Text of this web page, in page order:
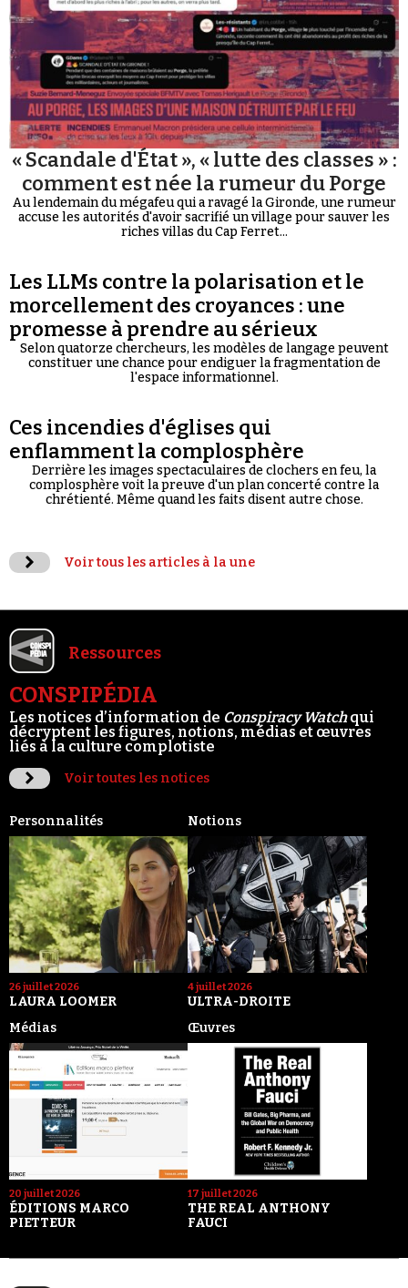
« Scandale d'État », « lutte des classes » :
comment est née la rumeur du Porge
Au lendemain du mégafeu qui a ravagé la Gironde, une rumeur
accuse les autorités d'avoir sacrifié un village pour sauver les
riches villas du Cap Ferret...
Les LLMs contre la polarisation et le
morcellement des croyances : une
promesse à prendre au sérieux
Selon quatorze chercheurs, les modèles de langage peuvent
constituer une chance pour endiguer la fragmentation de
l'espace informationnel.
Ces incendies d'églises qui
enflamment la complosphère
Derrière les images spectaculaires de clochers en feu, la
complosphère voit la preuve d'un plan concerté contre la
chrétienté. Même quand les faits disent autre chose.
Voir tous les articles à la une
Ressources
CONSPIPÉDIA
Les notices d’information de Conspiracy Watchqui
décryptent les figures, notions, médias et œuvres
liés à la culture complotiste
Voir toutes les notices
Personnalités
26 juillet 2026
LAURA LOOMER
Notions
4 juillet 2026
ULTRA-DROITE
Médias
20 juillet 2026
ÉDITIONS MARCO
PIETTEUR
Œuvres
17 juillet 2026
THE REAL ANTHONY
FAUCI